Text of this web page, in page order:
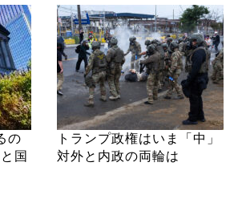
の
国
トランプ政権はいま「中」
対外と内政の両輪は